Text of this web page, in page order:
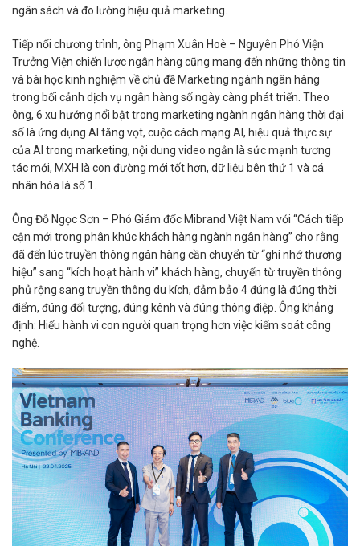
ngân sách và đo lường hiệu quả marketing.
Tiếp nối chương trình, ông Phạm Xuân Hoè – Nguyên Phó Viện
Trưởng Viện chiến lược ngân hàng cũng mang đến những thông tin
và bài học kinh nghiệm về chủ đề Marketing ngành ngân hàng
trong bối cảnh dịch vụ ngân hàng số ngày càng phát triển. Theo
ông, 6 xu hướng nổi bật trong marketing ngành ngân hàng thời đại
số là ứng dụng AI tăng vọt, cuộc cách mạng AI, hiệu quả thực sự
của AI trong marketing, nội dung video ngắn là sức mạnh tương
tác mới, MXH là con đường mới tốt hơn, dữ liệu bên thứ 1 và cá
nhân hóa là số 1.
Ông Đỗ Ngọc Sơn – Phó Giám đốc Mibrand Việt Nam với “Cách tiếp
cận mới trong phân khúc khách hàng ngành ngân hàng” cho rằng
đã đến lúc truyền thông ngân hàng cần chuyển từ “ghi nhớ thương
hiệu” sang “kích hoạt hành vi” khách hàng, chuyển từ truyền thông
phủ rộng sang truyền thông du kích, đảm bảo 4 đúng là đúng thời
điểm, đúng đối tượng, đúng kênh và đúng thông điệp. Ông khẳng
định: Hiểu hành vi con người quan trọng hơn việc kiểm soát công
nghệ.